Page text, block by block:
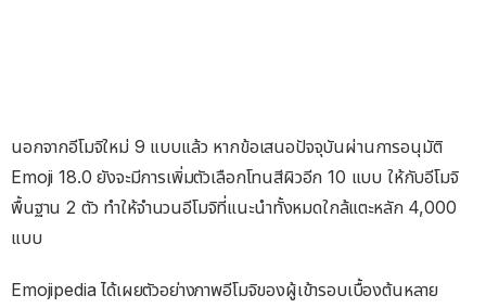
นอกจากอีโมจิใหม่ 9 แบบแล้ว หากข้อเสนอปัจจุบันผ่านการอนุมัติ
Emoji 18.0 ยังจะมีการเพิ่มตัวเลือกโทนสีผิวอีก 10 แบบ ให้กับอีโมจิ
พื้นฐาน 2 ตัว ทำให้จำนวนอีโมจิที่แนะนำทั้งหมดใกล้แตะหลัก 4,000
แบบ
Emojipedia ได้เผยตัวอย่างภาพอีโมจิของผู้เข้ารอบเบื้องต้นหลาย